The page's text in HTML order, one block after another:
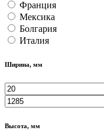
Франция
Мексика
Болгария
Италия
Ширина, мм
Высота, мм